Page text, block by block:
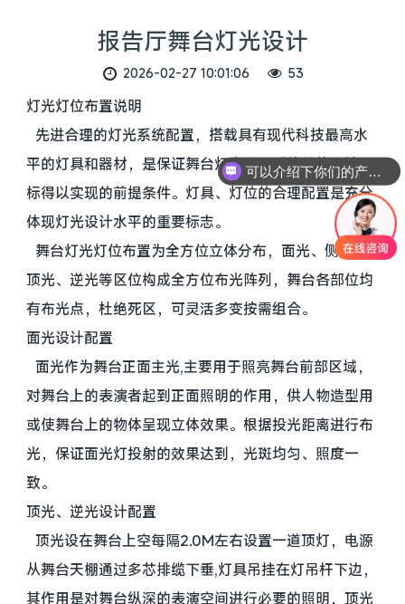
报告厅舞台灯光设计
2026-02-27 10:01:06 53
灯光灯位布置说明
先进合理的灯光系统配置，搭载具有现代科技最高水
平的灯具和器材，是保证舞台灯光照明系统总体设计目
标得以实现的前提条件。灯具、灯位的合理配置是充分
体现灯光设计水平的重要标志。
舞台灯光灯位布置为全方位立体分布，面光、侧光、
顶光、逆光等区位构成全方位布光阵列，舞台各部位均
有布光点，杜绝死区，可灵活多变按需组合。
面光设计配置
面光作为舞台正面主光,主要用于照亮舞台前部区域，
对舞台上的表演者起到正面照明的作用，供人物造型用
或使舞台上的物体呈现立体效果。根据投光距离进行布
光，保证面光灯投射的效果达到，光斑均匀、照度一
致。
顶光、逆光设计配置
顶光设在舞台上空每隔2.0M左右设置一道顶灯，电源
从舞台天棚通过多芯排缆下垂,灯具吊挂在灯吊杆下边，
其作用是对舞台纵深的表演空间进行必要的照明，顶光
你们是怎么收费的呢